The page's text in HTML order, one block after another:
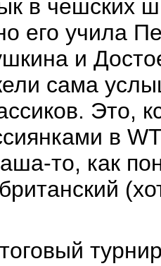
в чешских
его учила
и
сама
Это,
в
то, как